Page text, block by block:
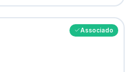
Associado